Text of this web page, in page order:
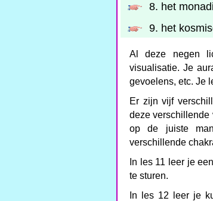
8. het
9. het
Al deze negen
visualisatie. Je
gevoelens, etc. Je
Er zijn vijf
deze verschillende
op de juiste
verschillende
In les 11 leer je
te sturen.
In les 12 leer je